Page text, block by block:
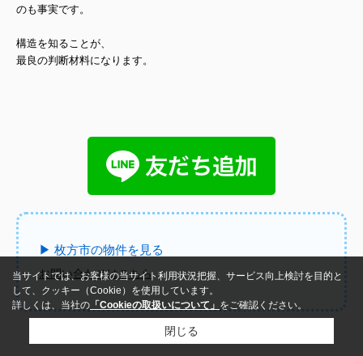
のも事実です。
構造を知ることが、
最良の判断材料になります。
▶ 枚方市の物件を見る
お問い合わせはこちら
当サイトでは、お客様の当サイト利用状況把握、サービス向上検討を目的と
して、クッキー（Cookie）を使用しています。
詳しくは、当社の 「Cookieの取扱いについて」 をご確認ください。
閉じる